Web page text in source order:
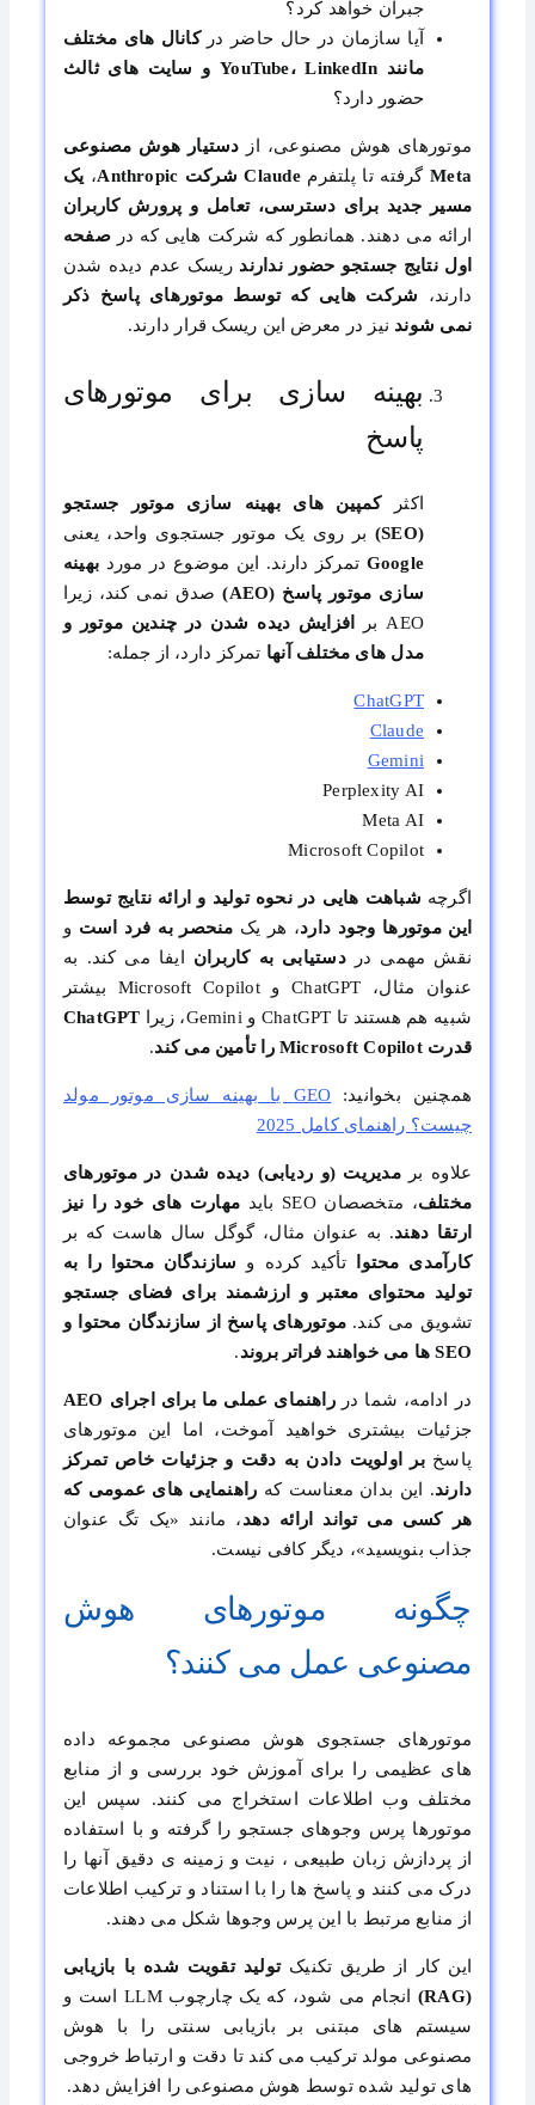
جبران خواهد کرد؟
آیا سازمان در حال حاضر درکانال های مختلف
مانند
حضور دارد؟
موتورهای هوش مصنوعی، از دستیار هوش مصنوعی
Metaگرفته تا پلتفرمClaude شرکت Anthropic ، یک
مسیر جدید برای دسترسی، تعامل و پرورش کاربران
ارائه می دهند. همانطور که شرکت هایی که درصفحه
اول نتایج جستجو حضور ندارند ریسک عدم دیده شدن
دارند، شرکت هایی که توسط موتورهای پاسخ ذکر
نمی شوند نیز در معرض این ریسک قرار دارند.
بهینه سازی برای موتورهای
پاسخ
اکثرکمپین های بهینه سازی موتور جستجو
(SEO)
بر روی یک موتور جستجوی واحد، یعنی
Google تمرکز دارند. این موضوع در مورد بهینه
سازی موتور پاسخ (AEO)
صدق نمی کند، زیرا
AEO بر
افزایش دیده شدن در چندین موتور و
مدل های مختلف آنها تمرکز دارد، از جمله:
ChatGPT
Claude
Gemini
Perplexity AI
Meta AI
Microsoft Copilot
اگرچه شباهت هایی در نحوه تولید و ارائه نتایج توسط
این موتورها وجود دارد، هر یک منحصر به فرد است و
نقش مهمی دردستیابی به کاربران ایفا می کند. به
عنوان مثال، ChatGPT و Microsoft Copilot بیشتر
شبیه هم هستند تا ChatGPT و Gemini، زیرا
ChatGPT
قدرت Microsoft Copilot را تأمین می کند
.
همچنین بخوانید:
GEO یا بهینه سازی موتور مولد
چیست؟ راهنمای کامل 2025
علاوه برمدیریت (و ردیابی) دیده شدن در موتورهای
مختلف، متخصصان SEO باید
مهارت های خود را نیز
ارتقا دهند. به عنوان مثال، گوگل سال هاست که بر
کارآمدی محتوا
تأکید کرده و سازندگان محتوا را به
تولید محتوای معتبر و ارزشمند برای فضای جستجو
تشویق می کند. موتورهای پاسخ از سازندگان محتوا و
SEO ها می خواهند فراتر بروند
.
در ادامه، شما درراهنمای عملی ما برای اجرای
جزئیات بیشتری خواهید آموخت، اما این موتورهای
پاسخبر اولویت دادن به دقت و جزئیات خاص تمرکز
دارند. این بدان معناست که راهنمایی های عمومی که
هر کسی می تواند ارائه دهد، مانند «یک تگ عنوان
جذاب بنویسید»، دیگر کافی نیست.
چگونه موتورهای هوش
مصنوعی عمل می کنند؟
موتورهای جستجوی هوش مصنوعی مجموعه داده
‌های عظیمی را برای آموزش خود بررسی و از منابع
مختلف وب اطلاعات استخراج می‌ کنند. سپس این
موتور‌ها پرس‌ وجوهای جستجو را گرفته و با استفاده
از پردازش زبان طبیعی ، نیت و زمینه ‌ی دقیق آنها را
درک می‌ کنند و پاسخ‌ ها را با استناد و ترکیب اطلاعات
از منابع مرتبط با این پرس ‌وجوها شکل می ‌دهند.
این کار از طریق تکنیکتولید تقویت ‌شده با بازیابی
(RAG)
انجام می‌ شود، که یک چارچوب LLM است و
سیستم‌ های مبتنی بر بازیابی سنتی را با هوش
مصنوعی مولد ترکیب می ‌کند تا دقت و ارتباط خروجی‌
های تولید شده توسط هوش مصنوعی را افزایش دهد.